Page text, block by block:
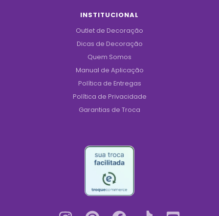
INSTITUCIONAL
Outlet de Decoração
Dicas de Decoração
Quem Somos
Manual de Aplicação
Política de Entregas
Política de Privacidade
Garantias de Troca